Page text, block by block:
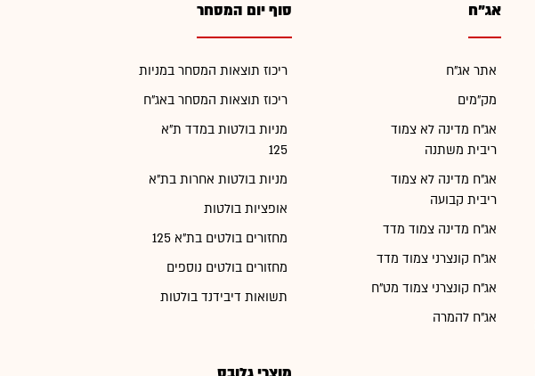
אג"ח
אתר אג"ח
מק"מים
אג"ח מדינה לא צמוד
ריבית משתנה
אג"ח מדינה לא צמוד
ריבית קבועה
אג"ח מדינה צמוד מדד
אג"ח קונצרני צמוד מדד
אג"ח קונצרני צמוד מט"ח
אג"ח להמרה
סוף יום המסחר
ריכוז תוצאות המסחר במניות
ריכוז תוצאות המסחר באג"ח
מניות בולטות במדד ת"א
125
מניות בולטות אחרות בת"א
אופציות בולטות
מחזורים בולטים בת"א 125
מחזורים בולטים נוספים
תשואות דיבידנד בולטות